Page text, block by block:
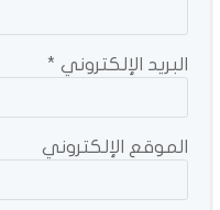
البريد الإلكتروني *
الموقع الإلكتروني